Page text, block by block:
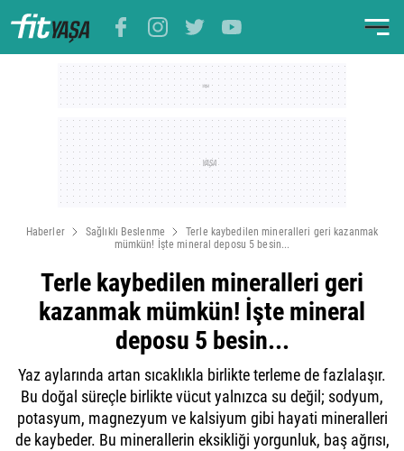
Haberler Sağlıklı Beslenme
Terle kaybedilen mineralleri geri kazanmak
mümkün! İşte mineral deposu 5 besin...
Terle kaybedilen mineralleri geri
kazanmak mümkün! İşte mineral
deposu 5 besin...
Yaz aylarında artan sıcaklıkla birlikte terleme de fazlalaşır.
Bu doğal süreçle birlikte vücut yalnızca su değil; sodyum,
potasyum, magnezyum ve kalsiyum gibi hayati mineralleri
de kaybeder. Bu minerallerin eksikliği yorgunluk, baş ağrısı,